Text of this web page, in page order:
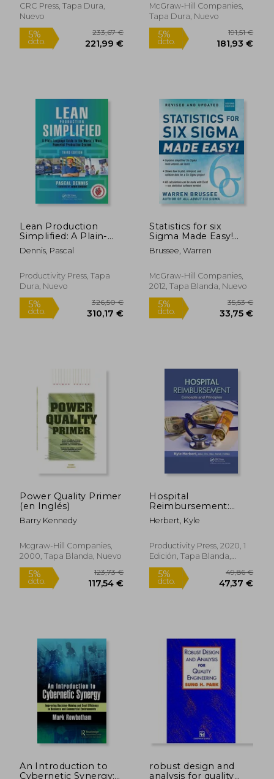
5%
dcto. 316,77 €
5%
dcto.
CRC Press, Tapa Dura,
Nuevo
5%
dcto.
233,67 €
221,99 €
McGraw-Hill Companies,
Tapa Dura, Nuevo
5%
dcto.
Lean Production
Simplified: A Plain-
Language Guide to
the World's Most
System (en Inglés)
Dennis, Pascal
Productivity Press, Tapa
Dura, Nuevo
Statistics for six
Sigma Made Easy!
Revised and
Expanded Second
Brussee, Warren
McGraw-Hill Companies,
2012, Tapa Blanda, Nuevo
Power Quality Primer
(en Inglés)
Barry Kennedy
Mcgraw-Hill Companies,
2000, Tapa Blanda, Nuevo
Hospital
Reimbursement:
Concepts and
Principles (en Inglés)
Herbert, Kyle
Productivity Press, 2020, 1
Edición, Tapa Blanda,
Nuevo
An Introduction to
Cybernetic Synergy:
robust design and
analysis for quality